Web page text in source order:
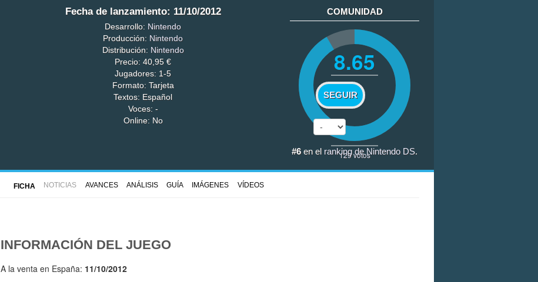
Fecha de lanzamiento: 11/10/2012
Desarrollo: Nintendo
Producción: Nintendo
Distribución: Nintendo
Precio: 40,95 €
Jugadores: 1-5
Formato: Tarjeta
Textos: Español
Voces: -
Online: No
COMUNIDAD
8.65
SEGUIR
129votos
#6 en el ranking de Nintendo DS.
FICHA NOTICIAS AVANCES ANÁLISIS GUÍA IMÁGENES VÍDEOS
INFORMACIÓN DEL JUEGO
A la venta en España: 11/10/2012